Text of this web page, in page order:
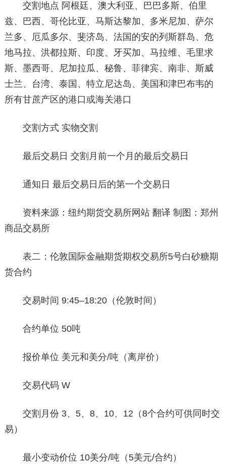
交割地点 阿根廷、澳大利亚、巴巴多斯、伯里
兹、巴西、哥伦比亚、马斯达黎加、多米尼加、萨尔
兰多、厄瓜多尔、斐济岛、法国的安的列斯群岛、危
地马拉、洪都拉斯、印度、牙买加、马拉维、毛里求
斯、墨西哥、尼加拉瓜、秘鲁、菲律宾、南非、斯威
士兰、台湾、泰国、特立尼达岛、美国和津巴布韦的
所有甘蔗产区的港口或海关港口
交割方式 实物交割
最后交易日 交割月前一个月的最后交易日
通知日 最后交易日后的第一个交易日
资料来源：纽约期货交易所网站 翻译 制图：郑州
商品交易所
表二：伦敦国际金融期货期权交易所5号白砂糖期
货合约
交易时间 9:45–18:20（伦敦时间）
合约单位 50吨
报价单位 美元和美分/吨（离岸价）
交易代码 W
交割月份 3、5、8、10、12（8个合约可供同时交
易）
最小变动价位 10美分/吨（5美元/合约）